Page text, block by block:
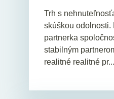
Trh s
skúškou odolnosti.
partnerka
stabilným
realitné realitné pr...